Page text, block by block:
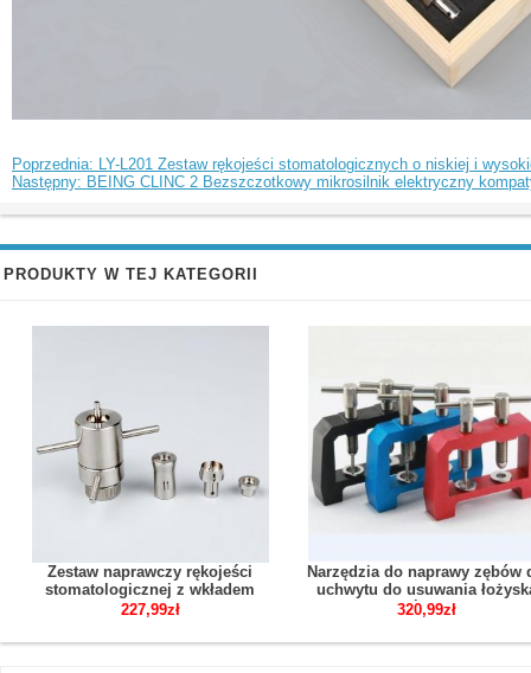
Poprzednia: LY-L201 Zestaw rękojeści stomatologicznych o niskiej i
Następny: BEING CLINC 2 Bezszczotkowy mikrosilnik elektryczny
PRODUKTY W TEJ KATEGORII
Zestaw naprawczy rękojeści
stomatologicznej z wkładem
turbiny dentystycznej
227,99zł
Narzędzia do naprawy zębów
uchwytu do usuwania
rękojeści turbiny
320,99zł